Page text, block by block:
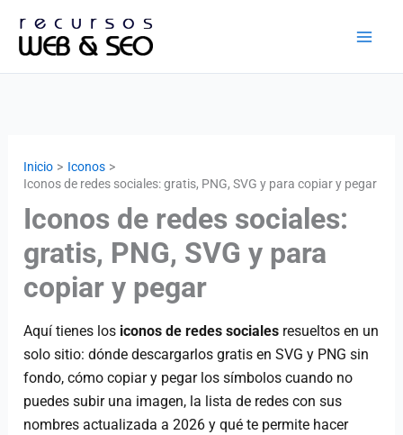
Inicio
Iconos
Iconos de redes sociales: gratis, PNG, SVG y para copiar y pegar
Iconos de redes sociales:
gratis, PNG, SVG y para
copiar y pegar
Aquí tienes los iconos de redes sociales resueltos en un
solo sitio: dónde descargarlos gratis en SVG y PNG sin
fondo, cómo copiar y pegar los símbolos cuando no
puedes subir una imagen, la lista de redes con sus
nombres actualizada a 2026 y qué te permite hacer